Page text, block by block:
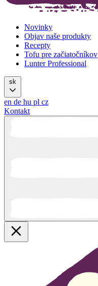
Novinky
Objav naše produkty
Recepty
Tofu pre začiatočníkov
Lunter Professional
sk
en de hu pl cz
Kontakt